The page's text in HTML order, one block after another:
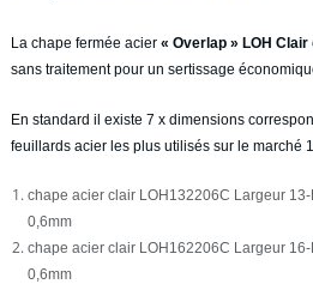
La chape fermée acier « Overlap » LOH Clair
sans traitement pour un sertissage
En standard il existe 7 x dimensions
feuillards acier les plus utilisés sur le marché
chape acier clair LOH132206C Largeur
0,6mm
chape acier clair LOH162206C Largeur
0,6mm